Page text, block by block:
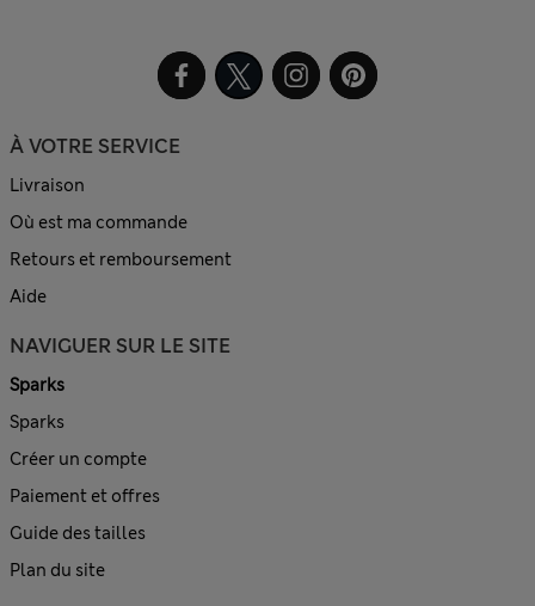
À VOTRE SERVICE
Livraison
Où est ma commande
Retours et remboursement
Aide
NAVIGUER SUR LE SITE
Sparks
Sparks
Créer un compte
Paiement et offres
Guide des tailles
Plan du site